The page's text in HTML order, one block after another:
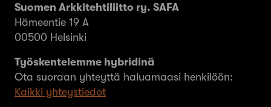
Suomen Arkkitehtiliitto ry. SAFA
Hämeentie 19 A
00500 Helsinki
Työskentelemme hybridinä
Ota suoraan yhteyttä haluamaasi henkilöön:
Kaikki yhteystiedot